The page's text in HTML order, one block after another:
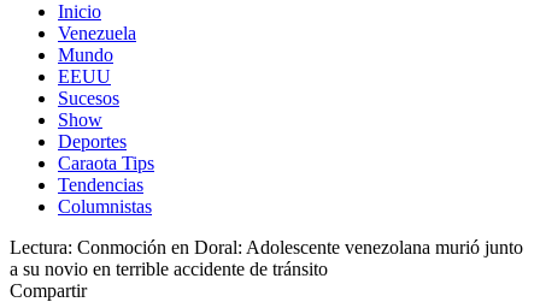
Inicio
Venezuela
Mundo
EEUU
Sucesos
Show
Deportes
Caraota Tips
Tendencias
Columnistas
Lectura: Conmoción en Doral: Adolescente venezolana murió junto
a su novio en terrible accidente de tránsito
Compartir